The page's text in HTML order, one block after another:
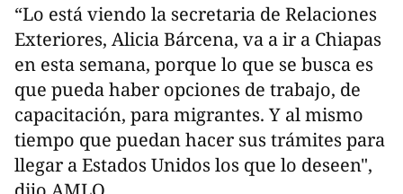
“Lo está viendo la secretaria de Relaciones
Exteriores, Alicia Bárcena, va a ir a Chiapas
en esta semana, porque lo que se busca es
que pueda haber opciones de trabajo, de
capacitación, para migrantes. Y al mismo
tiempo que puedan hacer sus trámites para
llegar a Estados Unidos los que lo deseen",